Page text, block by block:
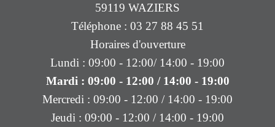
59119 WAZIERS
Téléphone : 03 27 88 45 51
Horaires d'ouverture
Lundi : 09:00 - 12:00/ 14:00 - 19:00
Mardi : 09:00 - 12:00 / 14:00 - 19:00
Mercredi : 09:00 - 12:00 / 14:00 - 19:00
Jeudi : 09:00 - 12:00 / 14:00 - 19:00